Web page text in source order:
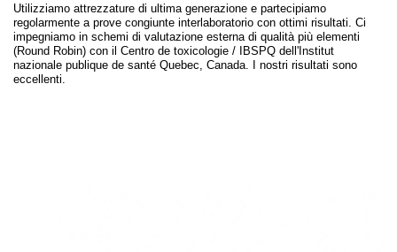
Utilizziamo attrezzature di ultima generazione e partecipiamo
regolarmente a prove congiunte interlaboratorio con ottimi risultati. Ci
impegniamo in schemi di valutazione esterna di qualità più elementi
(Round Robin) con il Centro de toxicologie / IBSPQ dell'Institut
nazionale publique de santé Quebec, Canada. I nostri risultati sono
eccellenti.